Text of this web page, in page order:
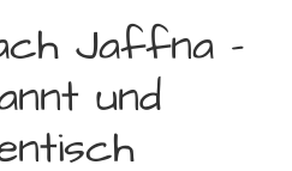
Jaffna -
und